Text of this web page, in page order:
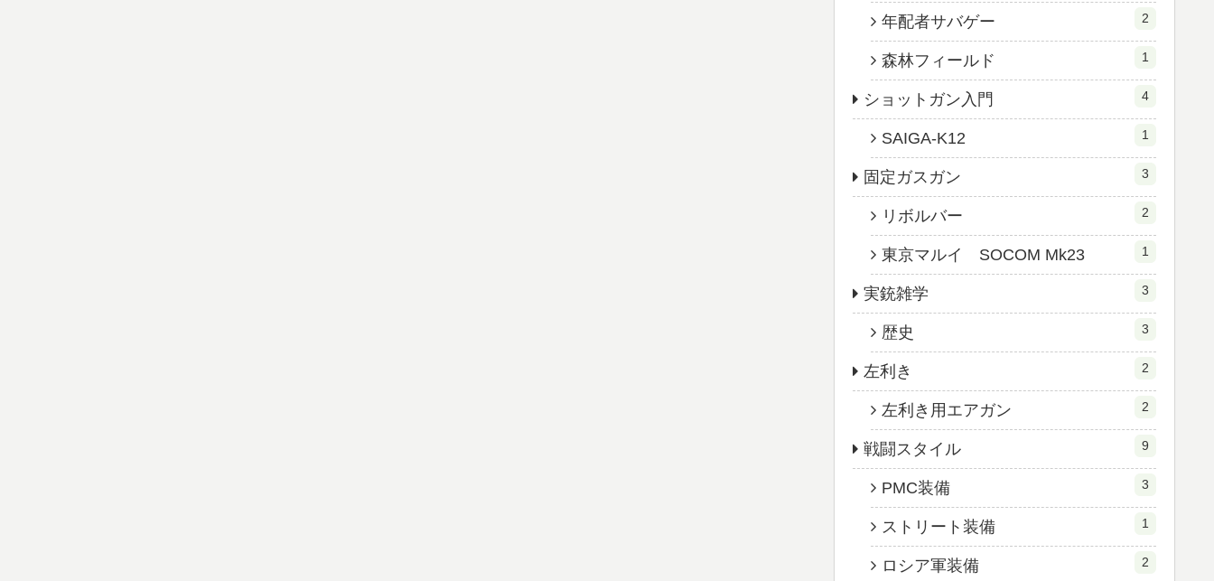
年配者サバゲー 2
森林フィールド 1
ショットガン入門 4
SAIGA-K12 1
固定ガスガン 3
リボルバー 2
東京マルイ SOCOM Mk23 1
実銃雑学 3
歴史 3
左利き 2
左利き用エアガン 2
戦闘スタイル 9
PMC装備 3
ストリート装備 1
ロシア軍装備 2